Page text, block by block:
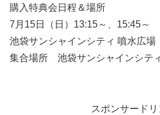
購入特典会日程＆場所
7月15日（日）13:15～、15:45～
池袋サンシャインシティ 噴水広場
集合場所 池袋サンシャインシテ
スポンサードリ